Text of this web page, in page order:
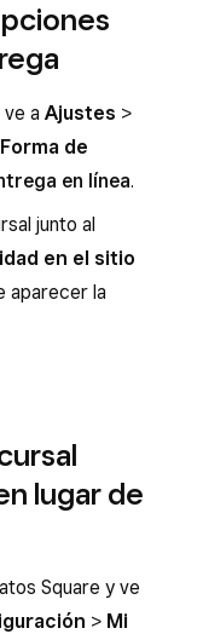
a Ajustes >
Forma de
en línea.
junto al
en el sitio
aparecer la
lugar de
Square y ve
> Mi